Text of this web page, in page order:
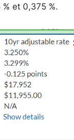
% et 0,375 %.